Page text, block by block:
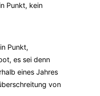
Punkt, kein
Punkt,
es sei denn
eines Jahres
von